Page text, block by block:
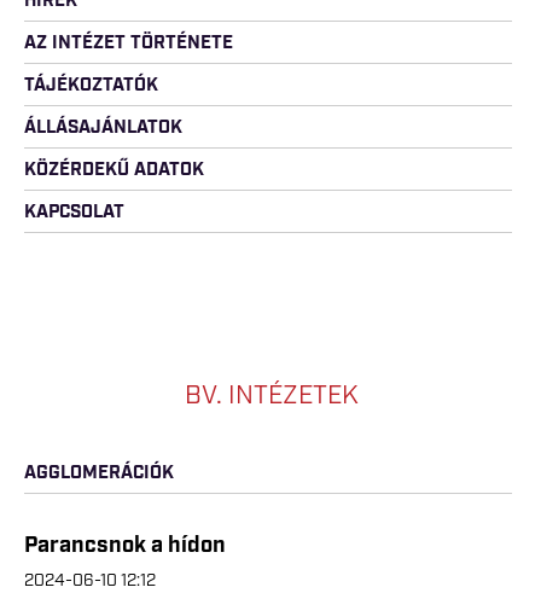
AZ INTÉZET TÖRTÉNETE
TÁJÉKOZTATÓK
ÁLLÁSAJÁNLATOK
KÖZÉRDEKŰ ADATOK
KAPCSOLAT
BV. INTÉZETEK
AGGLOMERÁCIÓK
Parancsnok a hídon
2024-06-10 12:12